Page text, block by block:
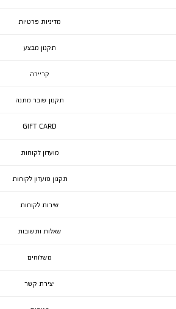
מדיניות פרטיות
תקנון מבצע
קריירה
תקנון שובר מתנה
GIFT CARD
מועדון לקוחות
תקנון מועדון לקוחות
שירות לקוחות
שאלות ותשובות
משלוחים
יצירת קשר